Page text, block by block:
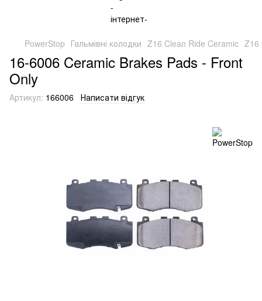
PowerStop Гальмівні колодки Z16 Clean Ride Ceramic Z16
16-6006 Ceramic Brakes Pads - Front
Only
Артикул: 166006 Написати відгук